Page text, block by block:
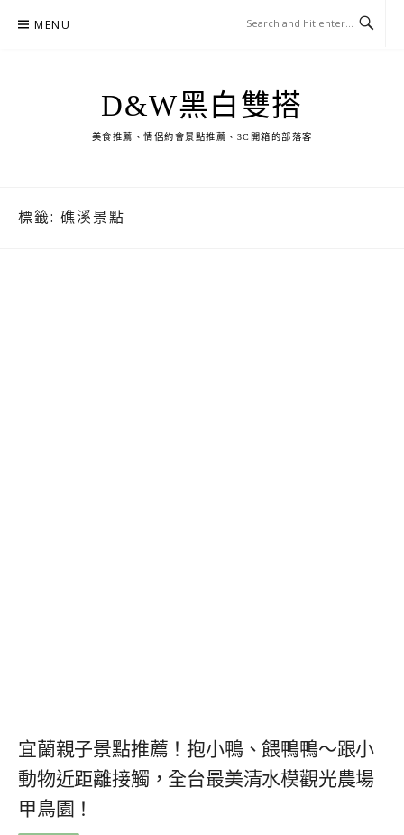
MENU
D&W黑白雙搭
美食推薦、情侶約會景點推薦、3C開箱的部落客
標籤: 礁溪景點
宜蘭親子景點推薦！抱小鴨、餵鴨鴨～跟小
動物近距離接觸，全台最美清水模觀光農場
甲鳥園！